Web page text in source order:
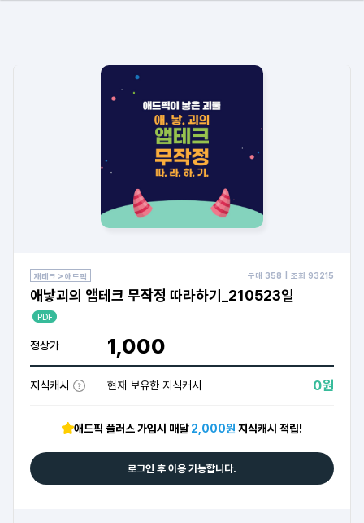
재테크 > 애드픽 구매 358 | 조회 93215
애낳괴의 앱테크 무작정 따라하기_210523일
PDF
정상가 1,000
지식캐시 현재 보유한 지식캐시 0원
애드픽 플러스 가입시 매달2,000원 지식캐시 적립!
로그인 후 이용 가능합니다.